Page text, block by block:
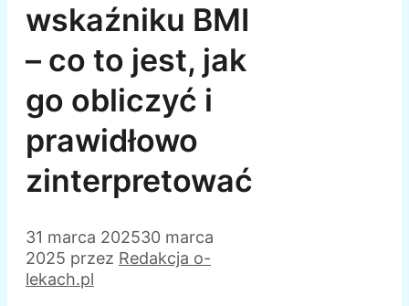
wskaźniku BMI
– co to jest, jak
go obliczyć i
prawidłowo
zinterpretować
31 marca 202530 marca
2025 przez Redakcja o-
lekach.pl